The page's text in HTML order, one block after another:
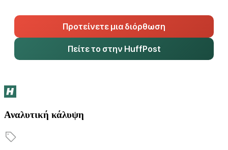
Προτείνετε μια διόρθωση
Πείτε το στην HuffPost
Αναλυτική κάλυψη